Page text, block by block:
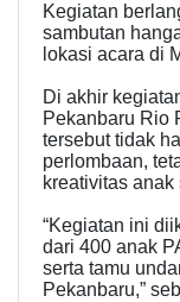
Kegiatan
sambutan
lokasi acara di
Di akhir
Pekanbaru Rio
tersebut tidak
perlombaan,
kreativitas
“Kegiatan ini
dari 400 anak
serta tamu
Pekanbaru,”